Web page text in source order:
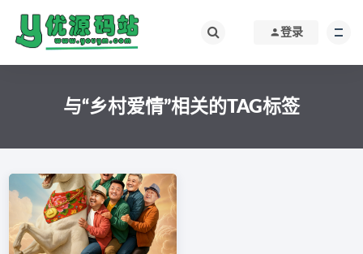
登录
与“乡村爱情”相关的TAG标签